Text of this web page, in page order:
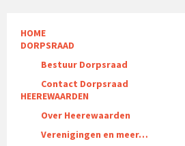
HOME
DORPSRAAD
Bestuur Dorpsraad
Contact Dorpsraad
HEEREWAARDEN
Over Heerewaarden
Verenigingen en meer…